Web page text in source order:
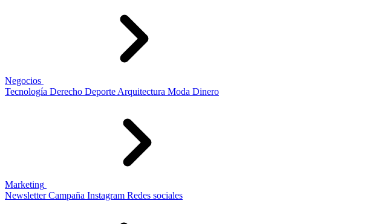
Negocios
Tecnología Derecho Deporte Arquitectura Moda Dinero
Marketing
Newsletter Campaña Instagram Redes sociales